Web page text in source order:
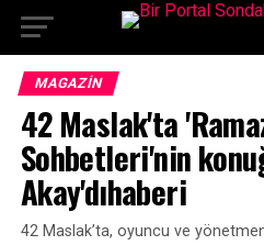
MAGAZIN
42 Maslak'ta
Sohbetleri'nin
Akay'dıhaberi
42 Maslak’ta, oyuncu ve